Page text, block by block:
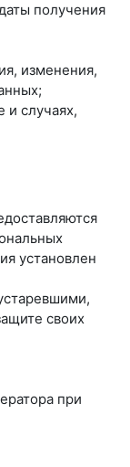
получения
изменения,
и случаях,
установлен
своих
при